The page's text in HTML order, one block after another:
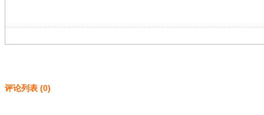
评论列表 (0)